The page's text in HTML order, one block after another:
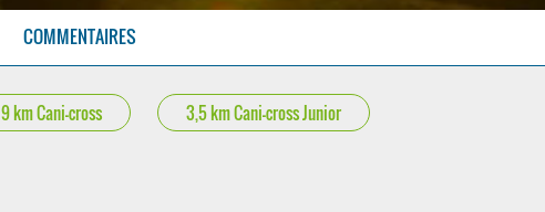
COMMENTAIRES
9 km Cani-cross 3,5 km Cani-cross Junior